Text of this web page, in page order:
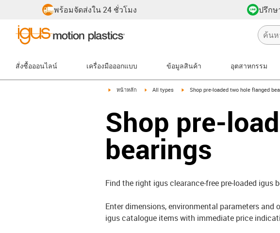
พร้อมจัดส่งใน 24 ชั่วโมง ปรึกษ
สั่งซื้อออนไลน์ เครื่องมือออกแบบ ข้อมูลสินค้า อุตสาหกรรม
igus-icon-arrow-right
หน้าหลัก igus-icon-arrow-right
All types igus-icon-arrow-right
Shop pre-loaded two hole flanged
Shop pre-
bearings
Find the right igus clearance-free pre-loaded
Enter dimensions, environmental parameters
igus catalogue items with immediate price